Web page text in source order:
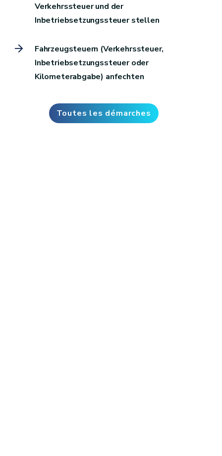
Verkehrssteuer und der
Inbetriebsetzungssteuer stellen
Fahrzeugsteuern (Verkehrssteuer,
Inbetriebsetzungssteuer oder
Kilometerabgabe) anfechten
Toutes les démarches